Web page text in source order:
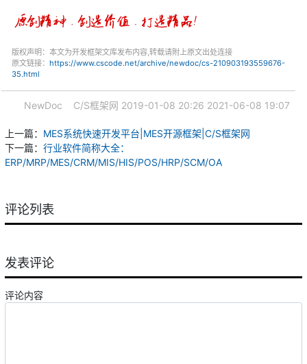
版权声明：本文为开发框架文库发布内容,转载请附上原文出处连接
原文链接： https://www.cscode.net/archive/newdoc/cs-210903193559676-
35.html
NewDoc C/S框架网 2019-01-08 20:26 2021-06-08 19:07
上一篇： MES系统快速开发平台|MES开源框架|C/S框架网
下一篇： 行业软件简称大全：
ERP/MRP/MES/CRM/MIS/HIS/POS/HRP/SCM/OA
评论列表
发表评论
评论内容